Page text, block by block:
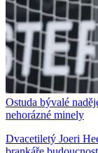
Ostuda bývalé
nehorázné minely
Dvacetiletý Joeri